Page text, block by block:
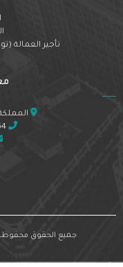
تأجير العمالة
0591818226-0561111164
جميع الحقوق محفوظة